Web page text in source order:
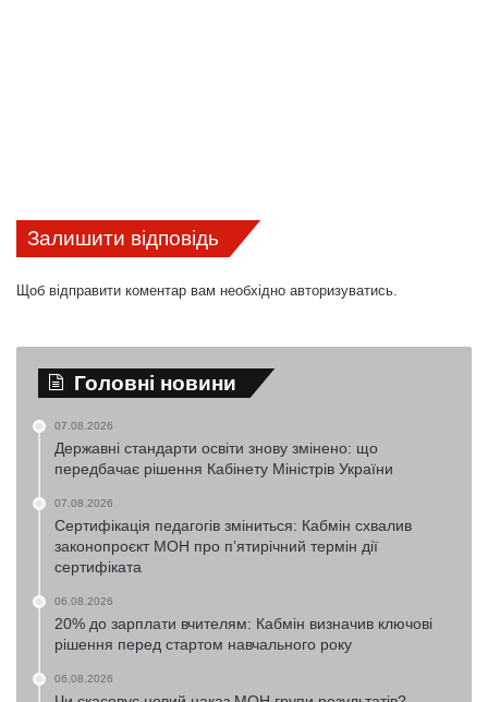
Залишити відповідь
Щоб відправити коментар вам необхідно авторизуватись.
Головні новини
07.08.2026
Державні стандарти освіти знову змінено: що
передбачає рішення Кабінету Міністрів України
07.08.2026
Сертифікація педагогів зміниться: Кабмін схвалив
законопроєкт МОН про п’ятирічний термін дії
сертифіката
06.08.2026
20% до зарплати вчителям: Кабмін визначив ключові
рішення перед стартом навчального року
06.08.2026